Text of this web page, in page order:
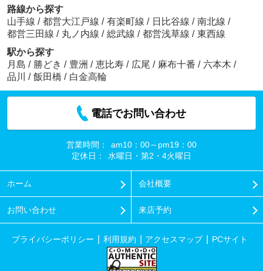
路線から探す
山手線 / 都営大江戸線 / 有楽町線 / 日比谷線 / 南北線 /
都営三田線 / 丸ノ内線 / 総武線 / 都営浅草線 / 東西線
駅から探す
月島 / 勝どき / 豊洲 / 恵比寿 / 広尾 / 麻布十番 / 六本木 /
品川
/ 飯田橋 / 白金高輪
電話でお問い合わせ
営業時間：
am10：00～pm19：00
定休日：
水曜日・第2・4火曜日
ホーム 会社概要
お問い合わせ 来店予約
プライバシーポリシー 利用規約 アクセスマップ PCサイト